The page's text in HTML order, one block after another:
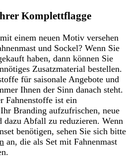
Komplettflagge
einem neuen Motiv versehen
und Sockel? Wenn Sie
haben, dann können Sie
Zusatzmaterial bestellen.
für saisonale Angebote und
Ihnen der Sinn danach steht.
Fahnenstoffe ist ein
Branding aufzufrischen, neue
dazu Abfall zu reduzieren. Wenn
benötigen, sehen Sie sich bitte
an, die als Set mit Fahnenmast